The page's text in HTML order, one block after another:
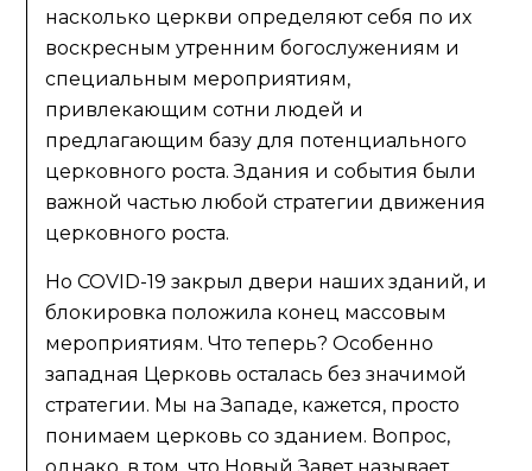
насколько церкви определяют себя по их
воскресным утренним богослужениям и
специальным мероприятиям,
привлекающим сотни людей и
предлагающим базу для потенциального
церковного роста. Здания и события были
важной частью любой стратегии движения
церковного роста.
Но COVID-19 закрыл двери наших зданий, и
блокировка положила конец массовым
мероприятиям. Что теперь? Особенно
западная Церковь осталась без значимой
стратегии. Мы на Западе, кажется, просто
понимаем церковь со зданием. Вопрос,